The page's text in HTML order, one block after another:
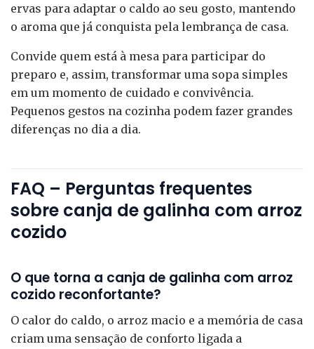
ervas para adaptar o caldo ao seu gosto, mantendo
o aroma que já conquista pela lembrança de casa.
Convide quem está à mesa para participar do
preparo e, assim, transformar uma sopa simples
em um momento de cuidado e convivência.
Pequenos gestos na cozinha podem fazer grandes
diferenças no dia a dia.
FAQ – Perguntas frequentes
sobre canja de galinha com arroz
cozido
O que torna a canja de galinha com arroz
cozido reconfortante?
O calor do caldo, o arroz macio e a memória de casa
criam uma sensação de conforto ligada a